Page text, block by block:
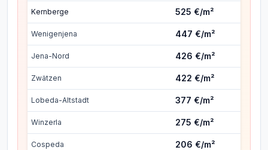
Kernberge 525 €/m²
Wenigenjena 447 €/m²
Jena-Nord 426 €/m²
Zwätzen 422 €/m²
Lobeda-Altstadt 377 €/m²
Winzerla 275 €/m²
Cospeda 206 €/m²